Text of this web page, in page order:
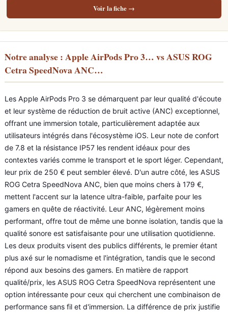
Voir la fiche →
Notre analyse : Apple AirPods Pro 3… vs ASUS ROG
Cetra SpeedNova ANC…
Les Apple AirPods Pro 3 se démarquent par leur qualité d'écoute
et leur système de réduction de bruit active (ANC) exceptionnel,
offrant une immersion totale, particulièrement adaptée aux
utilisateurs intégrés dans l'écosystème iOS. Leur note de confort
de 7.8 et la résistance IP57 les rendent idéaux pour des
contextes variés comme le transport et le sport léger. Cependant,
leur prix de 250 € peut sembler élevé. D'un autre côté, les ASUS
ROG Cetra SpeedNova ANC, bien que moins chers à 179 €,
mettent l'accent sur la latence ultra-faible, parfaite pour les
gamers en quête de réactivité. Leur ANC, légèrement moins
performant, offre tout de même une bonne isolation, tandis que la
qualité sonore est satisfaisante pour une utilisation quotidienne.
Les deux produits visent des publics différents, le premier étant
plus axé sur le nomadisme et l'intégration, tandis que le second
répond aux besoins des gamers. En matière de rapport
qualité/prix, les ASUS ROG Cetra SpeedNova représentent une
option intéressante pour ceux qui cherchent une combinaison de
performance sans fil et d'immersion. La différence de prix justifie